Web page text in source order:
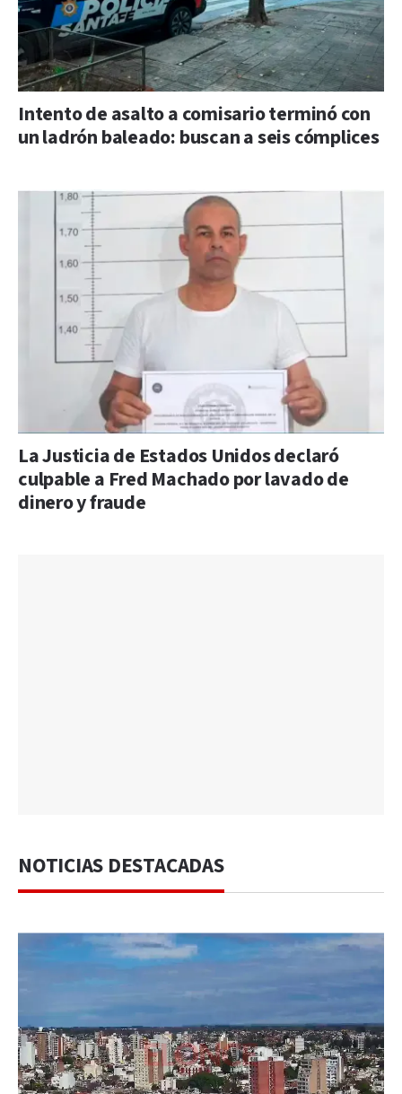
Intento de asalto a comisario terminó con
un ladrón baleado: buscan a seis cómplices
La Justicia de Estados Unidos declaró
culpable a Fred Machado por lavado de
dinero y fraude
NOTICIAS DESTACADAS